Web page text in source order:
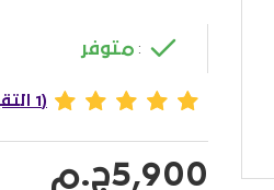
: متوفر
(1 التقييمات)
5,900ج.م